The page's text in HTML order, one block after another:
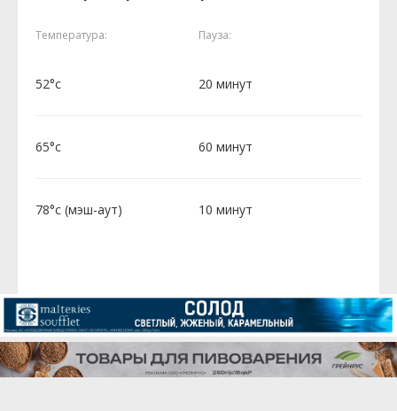
Температура: Пауза:
52°c 20 минут
65°c 60 минут
78°c (мэш-аут) 10 минут